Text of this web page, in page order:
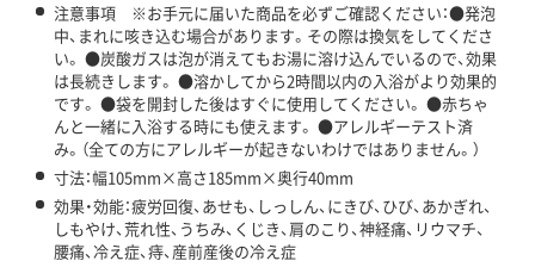
注意事項 ※お手元に届いた商品を必ずご確認ください：●発泡
中、まれに咳き込む場合があります。その際は換気をしてくださ
い。 ●炭酸ガスは泡が消えてもお湯に溶け込んでいるので、効果
は長続きします。 ●溶かしてから2時間以内の入浴がより効果的
です。 ●袋を開封した後はすぐに使用してください。 ●赤ちゃ
んと一緒に入浴する時にも使えます。 ●アレルギーテスト済
み。（全ての方にアレルギーが起きないわけではありません。）
寸法：幅105mm×高さ185mm×奥行40mm
効果・効能：疲労回復、あせも、しっしん、にきび、ひび、あかぎれ、
しもやけ、荒れ性、うちみ、くじき、肩のこり、神経痛、リウマチ、
腰痛、冷え症、痔、産前産後の冷え症